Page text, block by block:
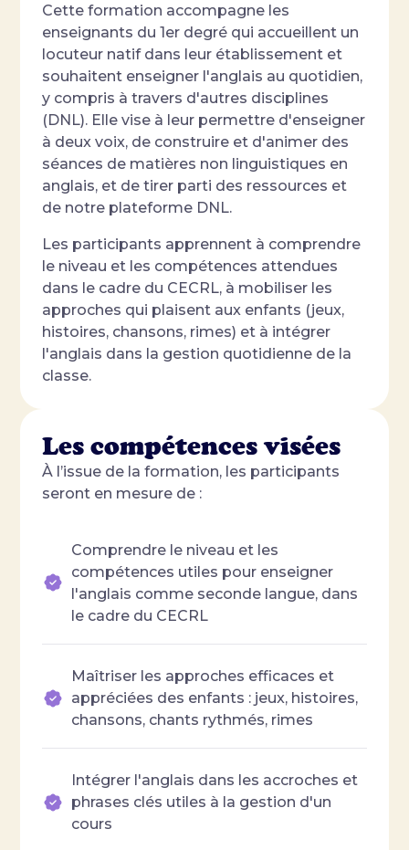
Cette formation accompagne les
enseignants du 1er degré qui accueillent un
locuteur natif dans leur établissement et
souhaitent enseigner l'anglais au quotidien,
y compris à travers d'autres disciplines
(DNL). Elle vise à leur permettre d'enseigner
à deux voix, de construire et d'animer des
séances de matières non linguistiques en
anglais, et de tirer parti des ressources et
de notre plateforme DNL.
Les participants apprennent à comprendre
le niveau et les compétences attendues
dans le cadre du CECRL, à mobiliser les
approches qui plaisent aux enfants (jeux,
histoires, chansons, rimes) et à intégrer
l'anglais dans la gestion quotidienne de la
classe.
Les compétences visées
À l’issue de la formation, les participants
seront en mesure de :
Comprendre le niveau et les
compétences utiles pour enseigner
l'anglais comme seconde langue, dans
le cadre du CECRL
Maîtriser les approches efficaces et
appréciées des enfants : jeux, histoires,
chansons, chants rythmés, rimes
Intégrer l'anglais dans les accroches et
phrases clés utiles à la gestion d'un
cours